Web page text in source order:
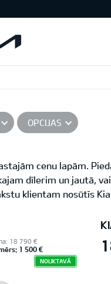
OPCIJAS
cenu lapām.
dīlerim un jautā,
klientam nosūtīs
18 790 €
1 500 €
NOLIKTAVĀ